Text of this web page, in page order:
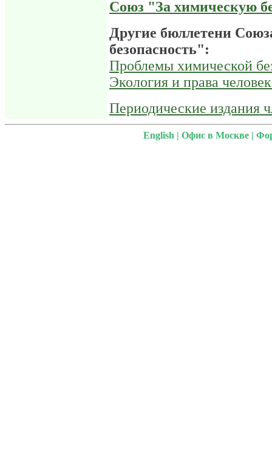
Союз "За химическую
Другие бюллетени
безопасность":
Проблемы химической
Экология и права
Периодические издания
English | Офис в Москве |